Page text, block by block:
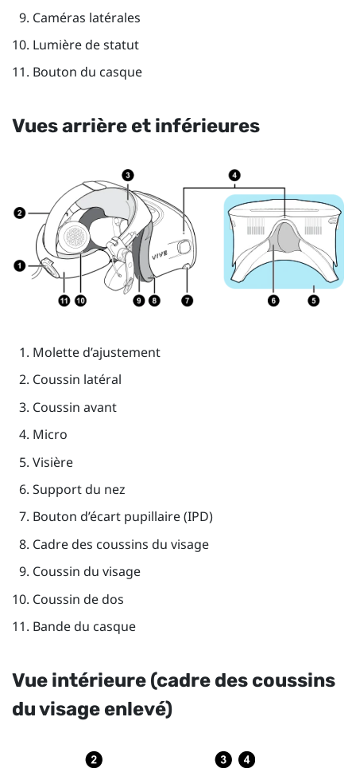
Caméras latérales
Lumière de statut
Bouton du casque
Vues arrière et inférieures
Molette d’ajustement
Coussin latéral
Coussin avant
Micro
Visière
Support du nez
Bouton d’écart pupillaire (IPD)
Cadre des coussins du visage
Coussin du visage
Coussin de dos
Bande du casque
Vue intérieure (cadre des coussins
du visage enlevé)